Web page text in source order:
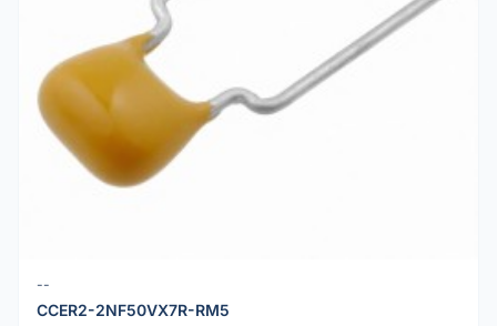
--
CCER2-2NF50VX7R-RM5